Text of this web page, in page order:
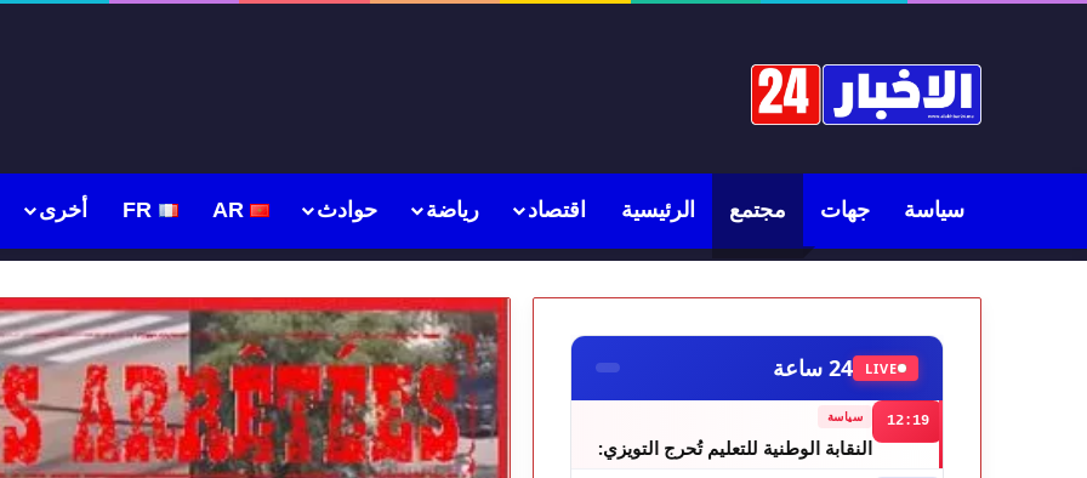
سياسة جهات مجتمع الرئيسية اقتصاد رياضة حوادث AR
FR أخرى
LIVE 24 ساعة
12:19 سياسة
النقابة الوطنية للتعليم تُحرج التويزي: